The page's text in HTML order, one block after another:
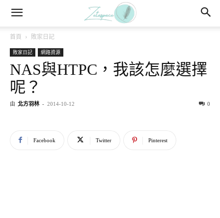
首頁 敗家日記
敗家日記 網路資源
NAS與HTPC，我該怎麼選擇
呢？
由 北方羽林 - 2014-10-12 0
Facebook Twitter Pinterest